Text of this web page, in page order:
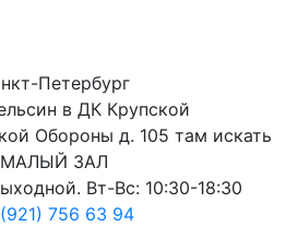
Петербург
в ДК Крупской
Обороны д. 105 там искать
МАЛЫЙ ЗАЛ
Вт-Вс: 10:30-18:30
756 63 94